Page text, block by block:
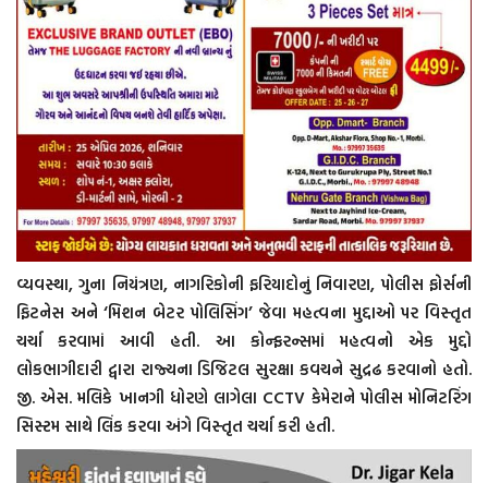
વ્યવસ્થા, ગુના નિયંત્રણ, નાગરિકોની ફરિયાદોનું નિવારણ, પોલીસ ફોર્સની
ફિટનેસ અને ‘મિશન બેટર પોલિસિંગ’ જેવા મહત્વના મુદ્દાઓ પર વિસ્તૃત
ચર્ચા કરવામાં આવી હતી. આ કોન્ફરન્સમાં મહત્વનો એક મુદ્દો
લોકભાગીદારી દ્વારા રાજ્યના ડિજિટલ સુરક્ષા કવચને સુદ્રઢ કરવાનો હતો.
જી. એસ. મલિકે ખાનગી ધોરણે લાગેલા CCTV કેમેરાને પોલીસ મોનિટરિંગ
સિસ્ટમ સાથે લિંક કરવા અંગે વિસ્તૃત ચર્ચા કરી હતી.